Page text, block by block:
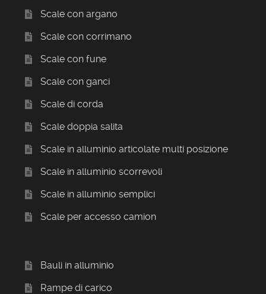
Scale con argano
Scale con corrimano
Scale con fune
Scale con ganci
Scale di corda
Scale doppia salita
Scale in alluminio articolate multi posizione
Scale in alluminio scorrevoli
Scale in alluminio semplici
Scale per accesso camion
Bauli in alluminio
Rampe di carico